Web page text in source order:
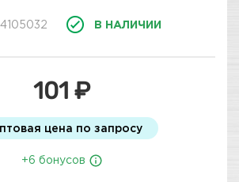
В НАЛИЧИИ
101 ₽
цена по запросу
+6 бонусов